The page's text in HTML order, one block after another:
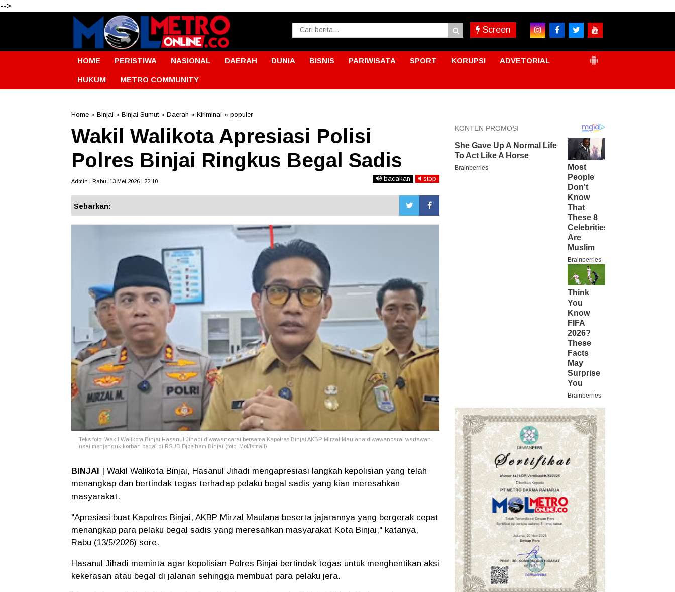
-->
Screen
HOME PERISTIWA NASIONAL DAERAH DUNIA BISNIS PARIWISATA SPORT KORUPSI ADVETORIAL
HUKUM METRO COMMUNITY
Home » Binjai » Binjai Sumut» Daerah » Kiriminal » populer
Wakil Walikota Apresiasi Polisi
Polres Binjai Ringkus Begal Sadis
Admin | Rabu, 13 Mei 2026 | 22:10 bacakan stop
Sebarkan:
Teks foto: Wakil Walikota Binjai Hasanul Jihadi diwawancarai bersama Kapolres Binjai AKBP Mirzal Maulana diwawancarai wartawan
usai menjenguk korban begal di RSUD Djoelham Binjai.(foto: Mol/Ismail)
BINJAI
| Wakil Walikota Binjai, Hasanul Jihadi mengapresiasi langkah kepolisian yang telah
menangkap dan bertindak tegas terhadap pelaku begal sadis yang kian meresahkan
masyarakat.
"Apresiasi buat Kapolres Binjai, AKBP Mirzal Maulana beserta jajarannya yang bergerak cepat
menangkap para pelaku begal sadis yang meresahkan masyarakat Kota Binjai," katanya,
Rabu (13/5/2026) sore.
Hasanul Jihadi meminta agar kepolisian Polres Binjai bertindak tegas untuk menghentikan aksi
kekerasan atau begal di jalanan sehingga membuat para pelaku jera.